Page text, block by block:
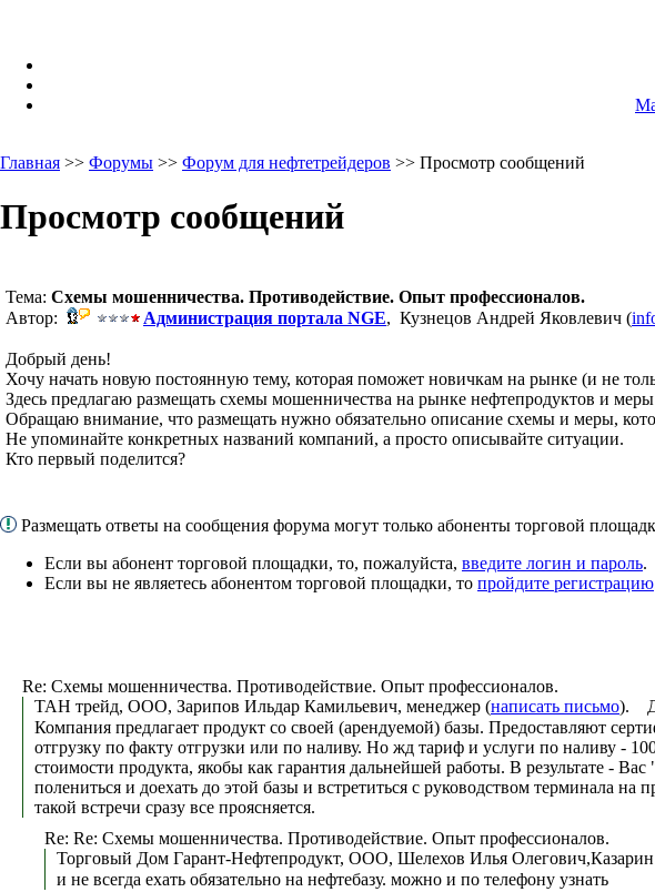
Главная >> Форумы >> Форум для нефтетрейдеров >> Просмотр сообщений
Просмотр сообщений
Тема: Схемы мошенничества. Противодействие. Опыт профессионалов.
Автор:
Администрация портала NGE, Кузнецов Андрей Яковлевич (
Добрый день!
Хочу начать новую постоянную тему, которая поможет новичкам на рынке (и не
Здесь предлагаю размещать схемы мошенничества на рынке нефтепродуктов и
Обращаю внимание, что размещать нужно обязательно описание схемы и меры,
Не упоминайте конкретных названий компаний, а просто описывайте ситуации.
Кто первый поделится?
Размещать ответы на сообщения форума могут только абоненты торговой
Если вы абонент торговой площадки, то, пожалуйста, введите логин и пароль.
Если вы не являетесь абонентом торговой площадки, то пройдите регистрацию
Re: Схемы мошенничества. Противодействие. Опыт профессионалов.
ТАН трейд, ООО, Зарипов Ильдар Камильевич, менеджер (написать письмо).
Компания предлагает продукт со своей (арендуемой) базы. Предоставляют
отгрузку по факту отгрузки или по наливу. Но жд тариф и услуги по наливу -
стоимости продукта, якобы как гарантия дальнейшей работы. В результате -
полениться и доехать до этой базы и встретиться с руководством терминала
такой встречи сразу все проясняется.
Re: Re: Схемы мошенничества. Противодействие. Опыт профессионалов.
Торговый Дом Гарант-Нефтепродукт, ООО, Шелехов Илья
и не всегда ехать обязательно на нефтебазу. можно и по телефону узнать